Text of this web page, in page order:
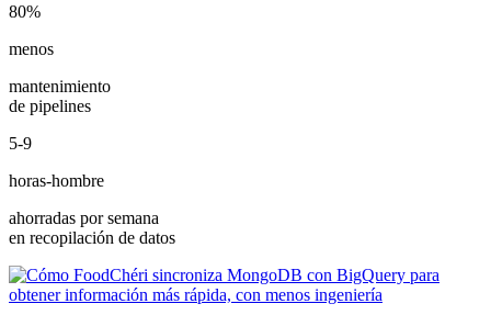
80%
menos
mantenimiento
de pipelines
5-9
horas-hombre
ahorradas por semana
en recopilación de datos